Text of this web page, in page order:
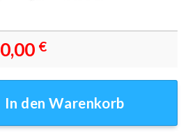
0,00 €
In den Warenkorb